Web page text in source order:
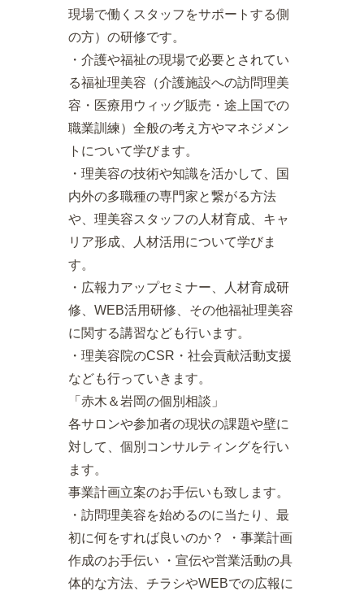
現場で働くスタッフをサポートする側
の方）の研修です。
・介護や福祉の現場で必要とされてい
る福祉理美容（介護施設への訪問理美
容・医療用ウィッグ販売・途上国での
職業訓練）全般の考え方やマネジメン
トについて学びます。
・理美容の技術や知識を活かして、国
内外の多職種の専門家と繋がる方法
や、理美容スタッフの人材育成、キャ
リア形成、人材活用について学びま
す。
・広報力アップセミナー、人材育成研
修、WEB活用研修、その他福祉理美容
に関する講習なども行います。
・理美容院のCSR・社会貢献活動支援
なども行っていきます。
「赤木＆岩岡の個別相談」
各サロンや参加者の現状の課題や壁に
対して、個別コンサルティングを行い
ます。
事業計画立案のお手伝いも致します。
・訪問理美容を始めるのに当たり、最
初に何をすれば良いのか？ ・事業計画
作成のお手伝い ・宣伝や営業活動の具
体的な方法、チラシやWEBでの広報に